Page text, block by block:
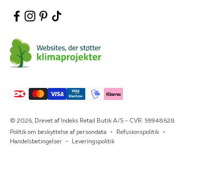
© 2026, Drevet af Indeks Retail Butik A/S - CVR: 59948628
Politik om beskyttelse af persondata
Refusionspolitik
Handelsbetingelser
Leveringspolitik